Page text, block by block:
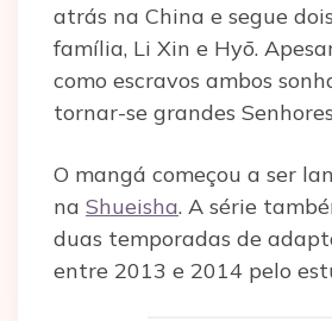
atrás na China e segue
família, Li Xin e Hyō.
como escravos ambos
tornar-se grandes
O mangá começou a ser
na Shueisha. A série
duas temporadas de
entre 2013 e 2014 pelo